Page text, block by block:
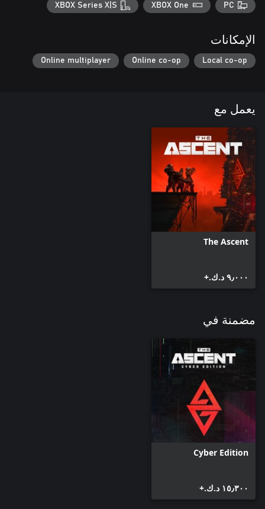
PC
XBOX One
XBOX Series X|S
الإمكانات
Local co-op
Online co-op
Online multiplayer
يعمل مع
The Ascent
٩٫٠٠٠ د.ك.‏+
مضمنة في
Cyber Edition
١٥٫٣٠٠ د.ك.‏+